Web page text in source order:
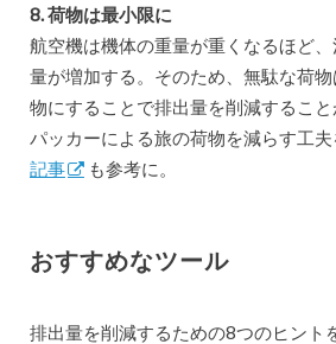
8. 荷物は最小限に
航空機は機体の重量が重くなるほど
量が増加する。そのため、無駄な荷
物にすることで排出量を削減するこ
パッカーによる旅の荷物を減らす工
記事
も参考に。
おすすめなツール
排出量を削減するための8つのヒント